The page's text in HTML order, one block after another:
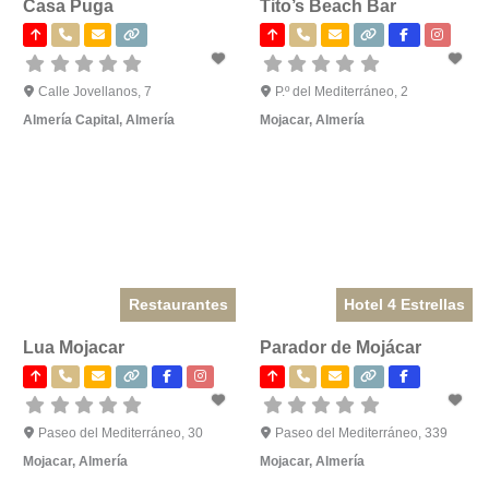
Casa Puga
Calle Jovellanos, 7
Almería Capital, Almería
Tito’s Beach Bar
P.º del Mediterráneo, 2
Mojacar,Almería
Restaurantes
Lua Mojacar
Paseo del Mediterráneo, 30
Mojacar, Almería
Hotel 4 Estrellas
Parador de Mojácar
Paseo del Mediterráneo, 339
Mojacar,Almería